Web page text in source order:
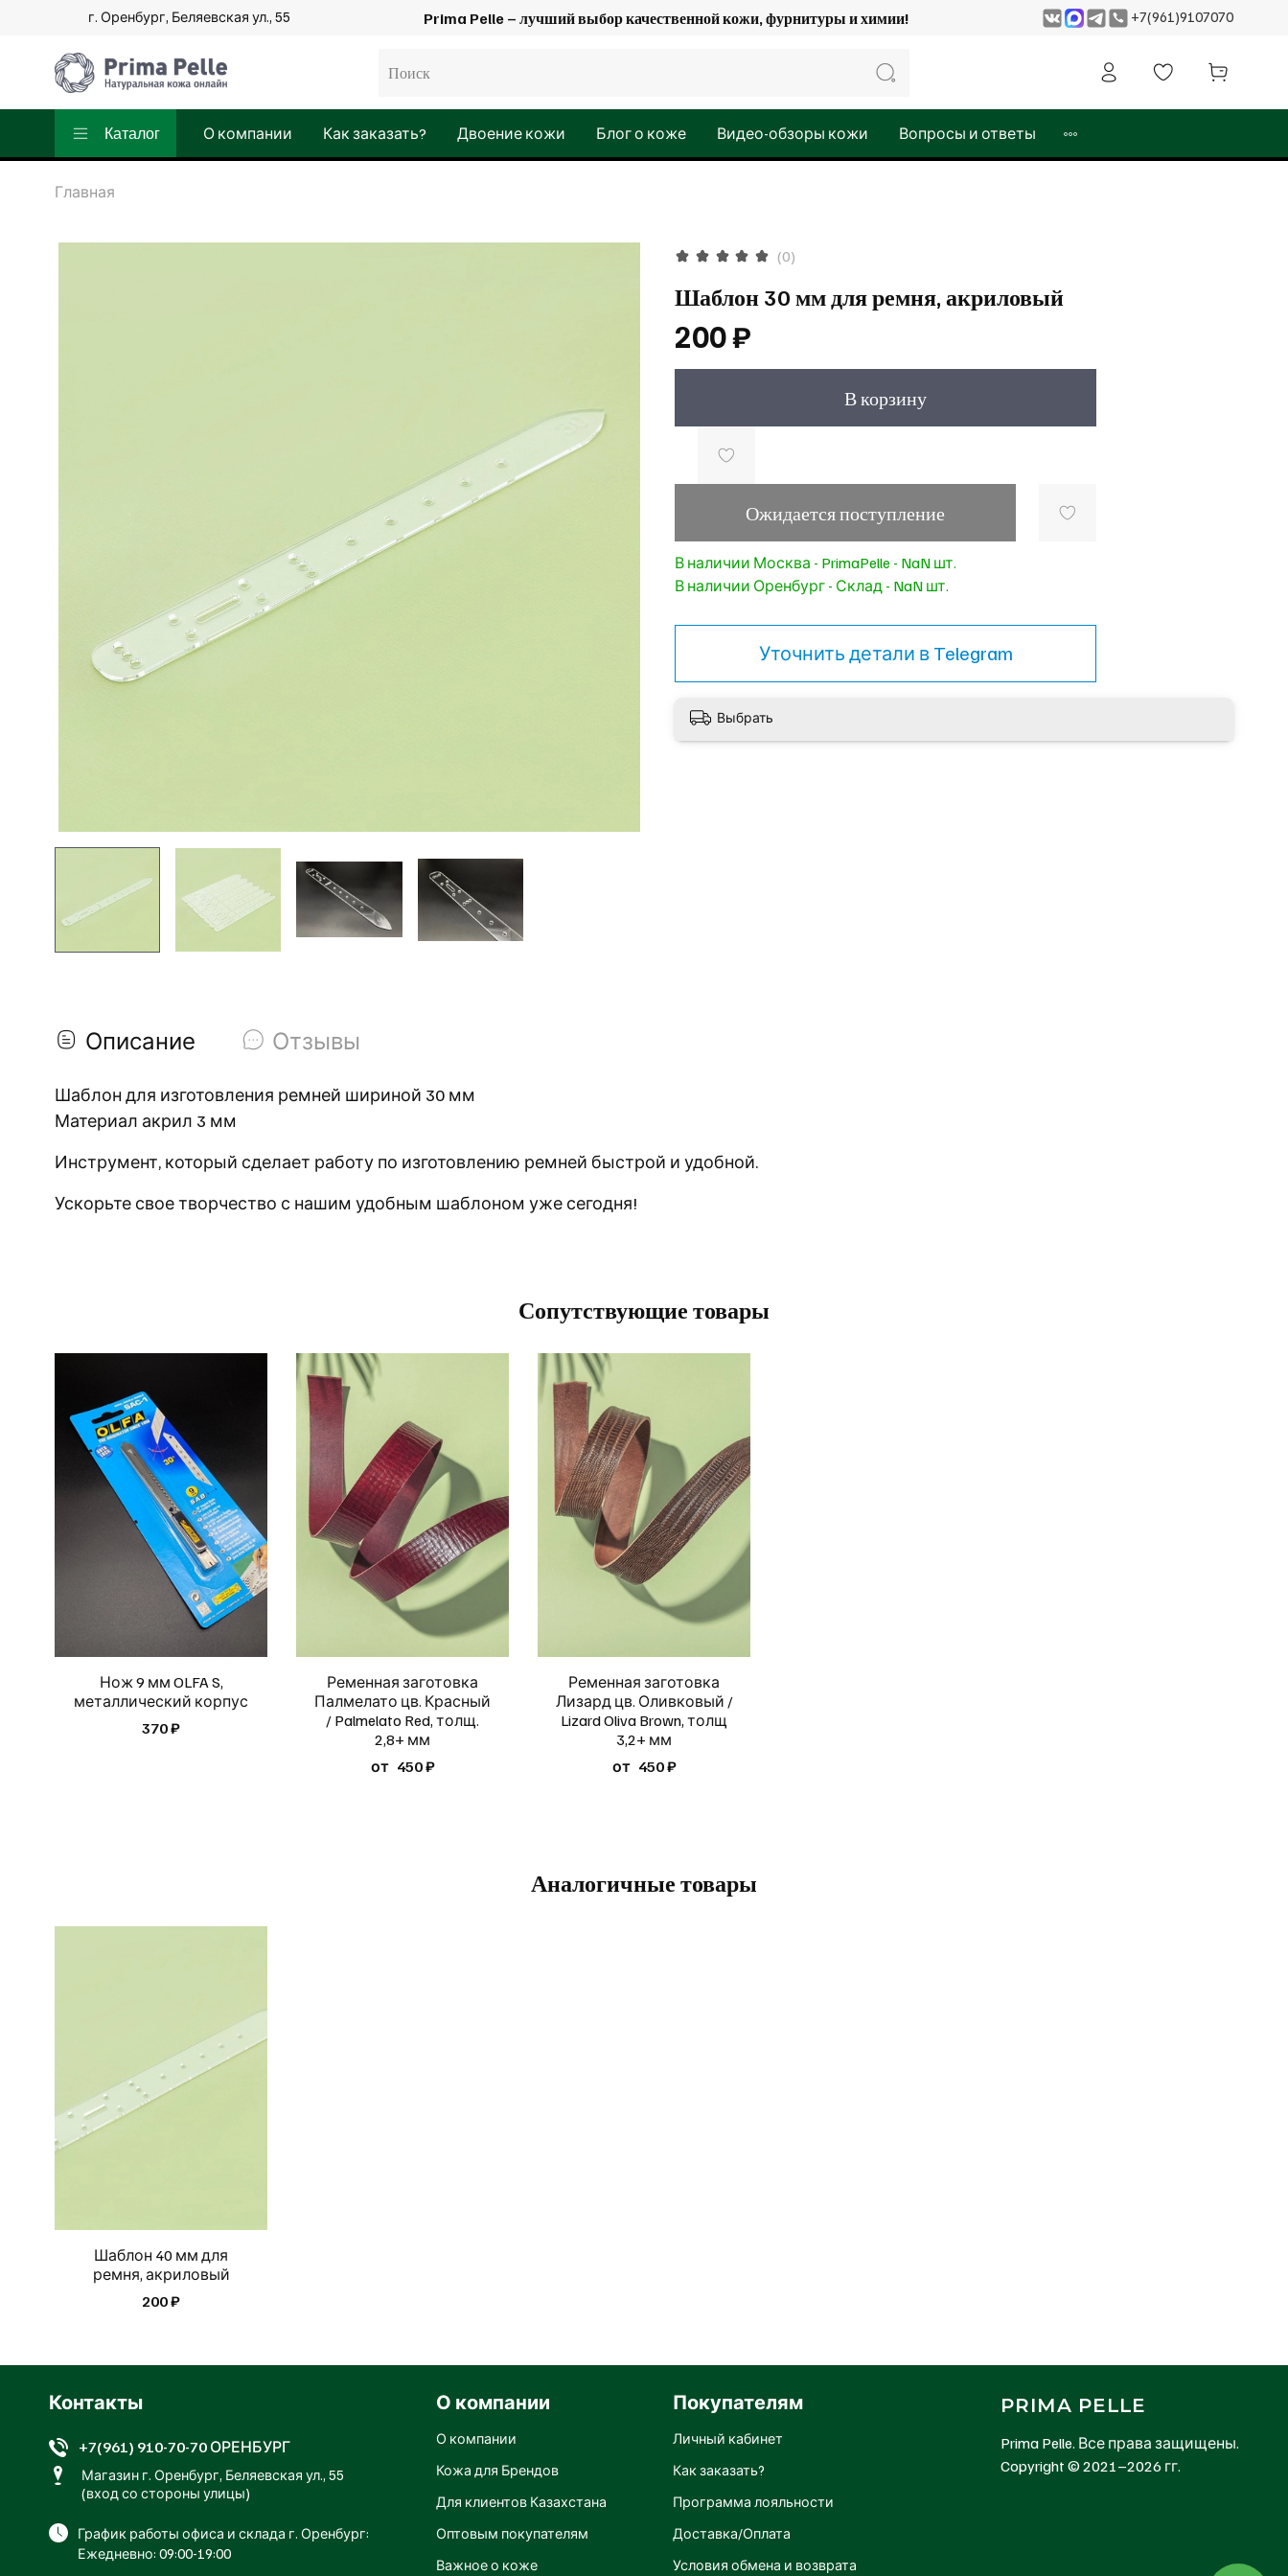
г. Оренбург, Беляевская ул., 55 Prima Pelle – лучший выбор качественной кожи, фурнитуры и химии! +7(961)9107070
Каталог О компании Как заказать? Двоение кожи Блог о коже Видео-обзоры кожи Вопросы и ответы
Главная
(0)
Шаблон 30 мм для ремня, акриловый
200 ₽
В корзину
Ожидается поступление
В наличии Москва - PrimaPelle - NaN шт.
В наличии Оренбург - Склад - NaN шт.
Уточнить детали вTelegram
Выбрать
Описание Отзывы
Шаблон для изготовления ремней шириной 30 мм
Материал акрил 3 мм
Инструмент, который сделает работу по изготовлению ремней быстрой и удобной.
Ускорьте свое творчество с нашим удобным шаблоном уже сегодня!
Сопутствующие товары
Нож 9 мм OLFA S,
металлический корпус
370 ₽
Ременная заготовка
Палмелато цв. Красный
/ Palmelato Red, толщ.
2,8+ мм
от 450 ₽
Ременная заготовка
Лизард цв. Оливковый /
Lizard Oliva Brown, толщ
3,2+ мм
от 450 ₽
Аналогичные товары
Шаблон 40 мм для
ремня, акриловый
200 ₽
Контакты
+7(961) 910-70-70 ОРЕНБУРГ
Магазин г. Оренбург, Беляевская ул., 55
(вход со стороны улицы)
График работы офиса и склада г. Оренбург:
Ежедневно: 09:00-19:00
О компании
О компании
Кожа для Брендов
Для клиентов Казахстана
Оптовым покупателям
Важное о коже
Покупателям
Личный кабинет
Как заказать?
Программа лояльности
Доставка/Оплата
Условия обмена и возврата
PRIMA PELLE
Prima Pelle. Все права защищены.
Copyright © 2021–2026 гг.